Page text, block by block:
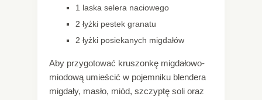
1 laska selera naciowego
2 łyżki pestek granatu
2 łyżki posiekanych migdałów
Aby przygotować kruszonkę migdałowo-
miodową umieścić w pojemniku blendera
migdały, masło, miód, szczyptę soli oraz